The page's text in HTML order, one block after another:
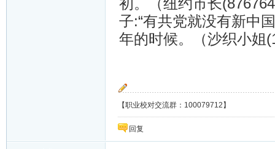
初。（纽约市长
子:“有共党就没有新中
年的时候。（沙织小姐
【职业校对交流群：100079712】
回复